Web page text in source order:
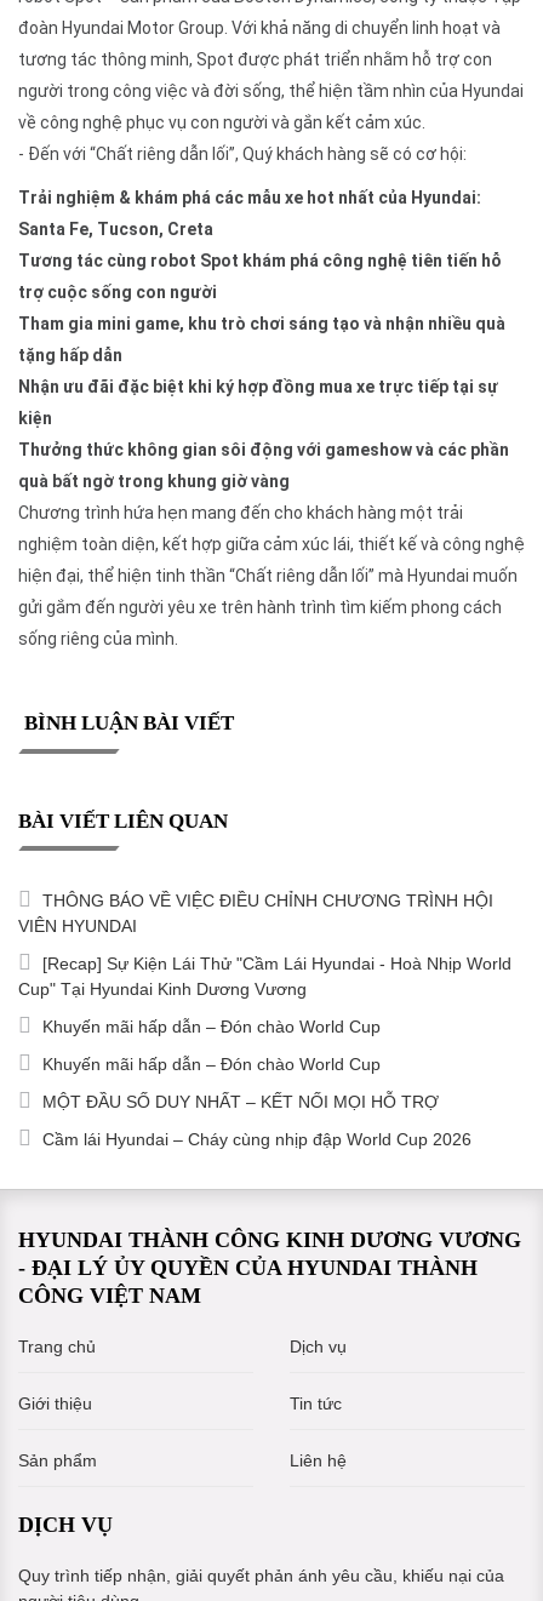
đoàn Hyundai Motor Group. Với khả năng di chuyển linh hoạt và
tương tác thông minh, Spot được phát triển nhằm hỗ trợ con
người trong công việc và đời sống, thể hiện tầm nhìn của Hyundai
về công nghệ phục vụ con người và gắn kết cảm xúc.
- Đến với “Chất riêng dẫn lối”, Quý khách hàng sẽ có cơ hội:
Trải nghiệm & khám phá các mẫu xe hot nhất của Hyundai:
Santa Fe, Tucson, Creta
Tương tác cùng robot Spot khám phá công nghệ tiên tiến hỗ
trợ cuộc sống con người
Tham gia mini game, khu trò chơi sáng tạo và nhận nhiều quà
tặng hấp dẫn
Nhận ưu đãi đặc biệt khi ký hợp đồng mua xe trực tiếp tại sự
kiện
Thưởng thức không gian sôi động với gameshow và các phần
quà bất ngờ trong khung giờ vàng
Chương trình hứa hẹn mang đến cho khách hàng một trải
nghiệm toàn diện, kết hợp giữa cảm xúc lái, thiết kế và công nghệ
hiện đại, thể hiện tinh thần “Chất riêng dẫn lối” mà Hyundai muốn
gửi gắm đến người yêu xe trên hành trình tìm kiếm phong cách
sống riêng của mình.
BÌNH LUẬN BÀI VIẾT
BÀI VIẾT LIÊN QUAN
THÔNG BÁO VỀ VIỆC ĐIỀU CHỈNH CHƯƠNG TRÌNH HỘI
VIÊN HYUNDAI
[Recap] Sự Kiện Lái Thử "Cầm Lái Hyundai - Hoà Nhịp World
Cup" Tại Hyundai Kinh Dương Vương
Khuyến mãi hấp dẫn – Đón chào World Cup
Khuyến mãi hấp dẫn – Đón chào World Cup
MỘT ĐẦU SỐ DUY NHẤT – KẾT NỐI MỌI HỖ TRỢ
Cầm lái Hyundai – Cháy cùng nhịp đập World Cup 2026
HYUNDAI THÀNH CÔNG KINH DƯƠNG VƯƠNG
- ĐẠI LÝ ỦY QUYỀN CỦA HYUNDAI THÀNH
CÔNG VIỆT NAM
Trang chủ Dịch vụ
Giới thiệu Tin tức
Sản phẩm Liên hệ
DỊCH VỤ
Quy trình tiếp nhận, giải quyết phản ánh yêu cầu, khiếu nại của